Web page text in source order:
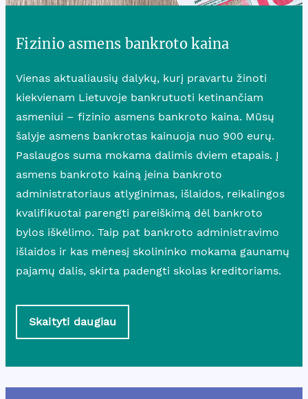
Fizinio asmens bankroto kaina
Vienas aktualiausių dalykų, kurį pravartu žinoti
kiekvienam Lietuvoje bankrutuoti ketinančiam
asmeniui – fizinio asmens bankroto kaina. Mūsų
šalyje asmens bankrotas kainuoja nuo 900 eurų.
Paslaugos suma mokama dalimis dviem etapais. Į
asmens bankroto kainą įeina bankroto
administratoriaus atlyginimas, išlaidos, reikalingos
kvalifikuotai parengti pareiškimą dėl bankroto
bylos iškėlimo. Taip pat bankroto administravimo
išlaidos ir kas mėnesį skolininko mokama gaunamų
pajamų dalis, skirta padengti skolas kreditoriams.
Skaityti daugiau